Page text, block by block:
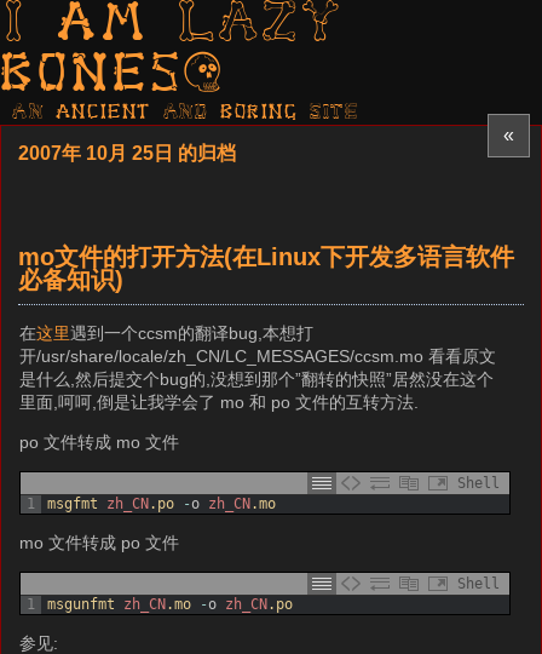
I am LAZY
bones?
AN ancient AND boring SITE
«
2007年 10月 25日 的归档
mo文件的打开方法(在Linux下开发多语言软件
必备知识)
在这里遇到一个ccsm的翻译bug,本想打
开/usr/share/locale/zh_CN/LC_MESSAGES/ccsm.mo 看看原文
是什么,然后提交个bug的,没想到那个”翻转的快照”居然没在这个
里面,呵呵,倒是让我学会了 mo 和 po 文件的互转方法.
po 文件转成 mo 文件
Shell
1
msgfmt zh_CN.po -o zh_CN.mo
mo 文件转成 po 文件
Shell
1
msgunfmt zh_CN.mo -o zh_CN.po
参见: